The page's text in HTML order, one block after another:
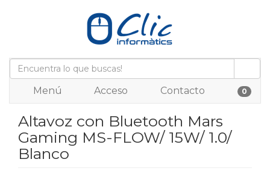
Menú Acceso Contacto 0
Altavoz con Bluetooth Mars
Gaming MS-FLOW/ 15W/ 1.0/
Blanco